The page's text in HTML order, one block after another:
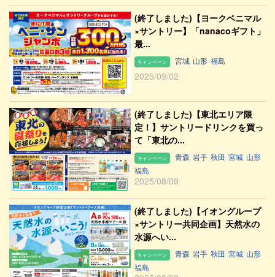
(終了しました)【ヨークベニマル
×サントリー】「nanacoギフト」
最...
キャンペーン 宮城 山形 福島
2025/09/02
(終了しました)【東北エリア限
定！】サントリードリンクを買っ
て「東北の...
キャンペーン 青森 岩手 秋田 宮城 山形
福島
2025/08/09
(終了しました)【イオングループ
×サントリー共同企画】天然水の
水源へい...
キャンペーン 青森 岩手 秋田 宮城 山形
福島